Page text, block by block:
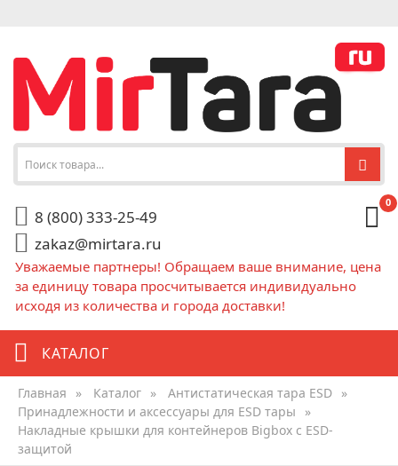
8 (800) 333-25-49
zakaz@mirtara.ru
0
Уважаемые партнеры! Обращаем ваше внимание, цена
за единицу товара просчитывается индивидуально
исходя из количества и города доставки!
КАТАЛОГ
Главная » Каталог » Антистатическая тара ESD »
Принадлежности и аксессуары для ESD тары
»
Накладные крышки для контейнеров Bigbox с ESD-
защитой